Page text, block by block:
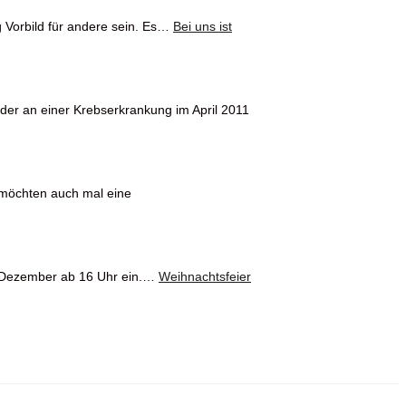
Vorbild für andere sein. Es… Bei uns ist
an einer Krebserkrankung im April 2011
auch mal eine
ab 16 Uhr ein.… Weihnachtsfeier